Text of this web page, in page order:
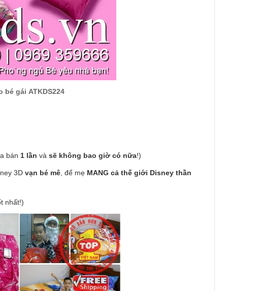
gái ATKDS224
bán 1 lần và sẽ không bao giờ có nữa!)
3D vạn bé mê , để mẹ MANG cả thế giới Disney thần
nhất!)